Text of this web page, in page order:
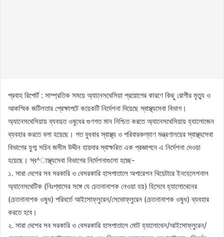
প্রবাহ রিপোর্ট : সাম্প্রতিক সময়ে অ্যানেসথেসিয়া প্রয়োগের কারণে কিছু রোগীর মৃত্যু ও
আকস্মিক জটিলতার প্রেক্ষাপটে কয়েকটি নির্দেশনা দিয়েছে স্বাস্থ্যসেবা বিভাগ।
অ্যানেসথেসিয়ায় ব্যবহৃত ওষুধের গুণগত মান নিশ্চিত করতে অ্যানেসথেসিয়ায় হ্যালোজেন
ব্যবহার করতে বলা হয়েছে। গত বুধবার স্বাস্থ্য ও পরিবারকল্যাণ মন্ত্রণালয়ের স্বাস্থ্যসেবা
বিভাগের যুগ্ম সচিব জসীম উদ্দীন হায়দার স্বাক্ষরিত এক প্রজ্ঞাপনে এ নির্দেশনা দেওয়া
হয়েছে। স্ব^াস্থ্যসেবা বিভাগের নির্দেশনাগুলো হচ্ছে-
১. সারা দেশের সব সরকারি ও বেসরকারি হাসপাতালে অপারেশন থিয়েটারে ইনহেলেশনাল
অ্যানেসথেটিক (নিঃশ্বাসের সঙ্গে যে চেতনানাশক নেওয়া হয়) হিসেবে হ্যালোথেনের
(চেতনানাশক ওষুধ) পরিবর্তে আইসোফ্লুরেন/সেভোফ্লুরেন (চেতনানাশক ওষুধ) ব্যবহার
করতে হবে।
২. সারা দেশের সব সরকারি ও বেসরকারি হাসপাতালে মোট হ্যালোথেন/আইসোফ্লুরেন/